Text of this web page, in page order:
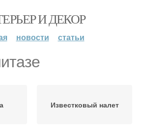
И ДЕКОР
новости статьи
Известковый налет